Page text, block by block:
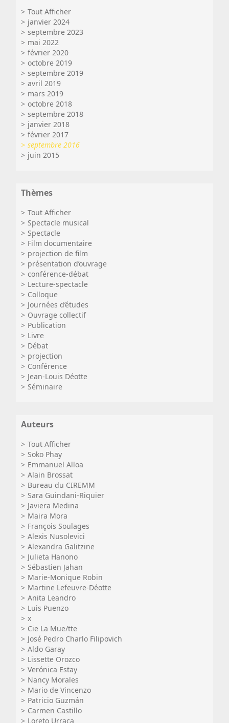
Tout Afficher
janvier 2024
septembre 2023
mai 2022
février 2020
octobre 2019
septembre 2019
avril 2019
mars 2019
octobre 2018
septembre 2018
janvier 2018
février 2017
septembre 2016
juin 2015
Thèmes
Tout Afficher
Spectacle musical
Spectacle
Film documentaire
projection de film
présentation d’ouvrage
conférence-débat
Lecture-spectacle
Colloque
Journées d’études
Ouvrage collectif
Publication
Livre
Débat
projection
Conférence
Jean-Louis Déotte
Séminaire
Auteurs
Tout Afficher
Soko Phay
Emmanuel Alloa
Alain Brossat
Bureau du CIREMM
Sara Guindani-Riquier
Javiera Medina
Maira Mora
François Soulages
Alexis Nusolevici
Alexandra Galitzine
Julieta Hanono
Sébastien Jahan
Marie-Monique Robin
Martine Lefeuvre-Déotte
Anita Leandro
Luis Puenzo
x
Cie La Mue/tte
José Pedro Charlo Filipovich
Aldo Garay
Lissette Orozco
Verónica Estay
Nancy Morales
Mario de Vincenzo
Patricio Guzmán
Carmen Castillo
Loreto Urraca